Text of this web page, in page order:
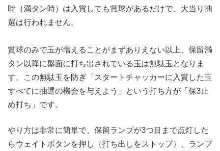
時（満タン時）は入賞しても賞球があるだけで、大当り抽
選は行われません。
賞球のみで玉が増えることがまずありえない以上、保留満
タン以降に盤面に打ち出されている玉は無駄玉となりま
す。この無駄玉を防ぎ「スタートチャッカーに入賞した玉
すべてに抽選の機会を与えよう」という打ち方が「保3止
め打ち」です。
やり方は非常に簡単で、保留ランプが3つ目まで点灯した
らウェイトボタンを押し（打ち出しをストップ）、ランプ